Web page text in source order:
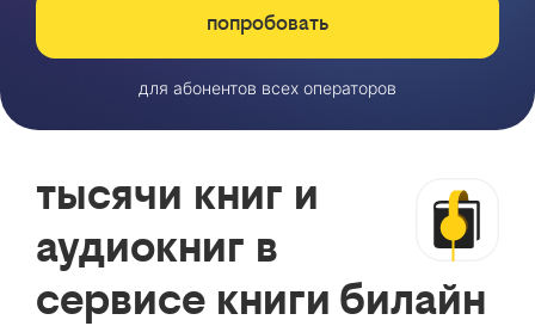
попробовать
для абонентов всех операторов
тысячи книг и
аудиокниг в
сервисе книги билайн